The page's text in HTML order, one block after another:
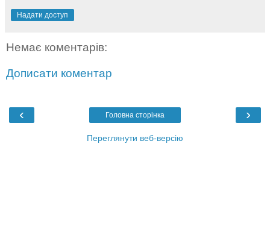
Надати доступ
Немає коментарів:
Дописати коментар
‹ ›
Головна сторінка
Переглянути веб-версію